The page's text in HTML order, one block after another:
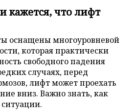
кажется, что лифт
оснащены многоуровневой
которая практически
свободного падения
случаях, перед
лифт может проехать
вниз. Важно знать, как
ситуации.